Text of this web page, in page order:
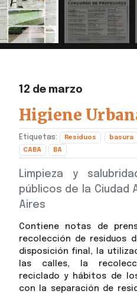
12 de marzo
Higiene
Etiquetas: Residuos basura
CABA BA
Limpieza y
públicos de la Ciudad
Aires
Contiene notas de
recolección de residuos
disposición final, la
las calles, la
reciclado y hábitos de
con la separación de